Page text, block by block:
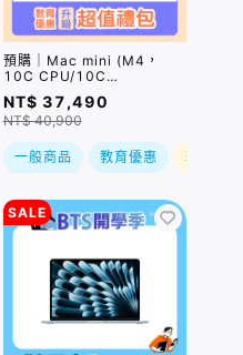
預購｜Mac mini (M4，
10C CPU/10C
GPU/24GB/512GB)
NT$ 37,490
NT$ 40,900
一般商品 教育優惠 現折
SALE